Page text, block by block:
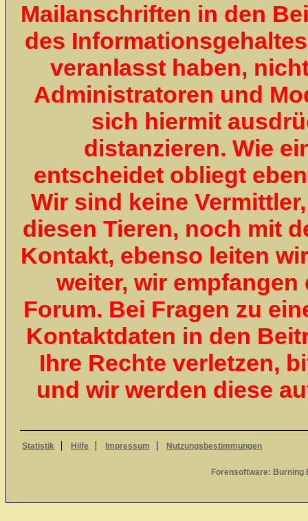
Mailanschriften in den
des
veranlasst haben,
Administratoren und
sich hiermit
distanzieren. Wie
entscheidet obliegt
Wir sind keine
diesen Tieren, noch mit
Kontakt, ebenso leiten
weiter, wir
Forum. Bei Fragen zu
Kontaktdaten in den
Ihre Rechte verletzen,
und wir werden diese
Statistik Hilfe Impressum Nutzungsbestimmungen
Forensoftware: Burning